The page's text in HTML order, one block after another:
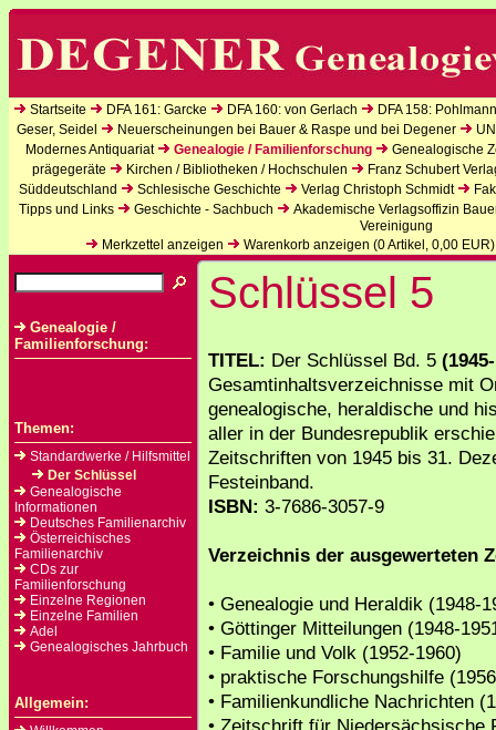
Startseite DFA 161: Garcke DFA 160: von Gerlach
DFA 158:
Geser, Seidel
Neuerscheinungen bei Bauer & Raspe und bei Degener
Modernes Antiquariat
Genealogie / Familienforschung
Genealogische
prägegeräte
Kirchen / Bibliotheken / Hochschulen
Franz Schubert
Süddeutschland
Schlesische Geschichte Verlag Christoph Schmidt
Tipps und Links
Geschichte - Sachbuch
Akademische Verlagsoffizin
Vereinigung
Merkzettel anzeigen
Warenkorb anzeigen (0Artikel, 0,00 EUR)
Genealogie /
Familienforschung:
Themen:
Standardwerke / Hilfsmittel
Der Schlüssel
Genealogische
Informationen
Deutsches Familienarchiv
Österreichisches
Familienarchiv
CDs zur
Familienforschung
Einzelne Regionen
Einzelne Familien
Adel
Genealogisches Jahrbuch
Allgemein:
Schlüssel 5
TITEL: Der Schlüssel Bd. 5
Gesamtinhaltsverzeichnisse mit
genealogische, heraldische und
aller in der Bundesrepublik
Zeitschriften von 1945 bis 31.
Festeinband.
ISBN: 3-7686-3057-9
Verzeichnis der ausgewerteten
• Genealogie und Heraldik (1948-
• Göttinger Mitteilungen (1948-
• Familie und Volk (1952-1960)
• praktische Forschungshilfe
• Familienkundliche Nachrichten
• Zeitschrift für Niedersächsische